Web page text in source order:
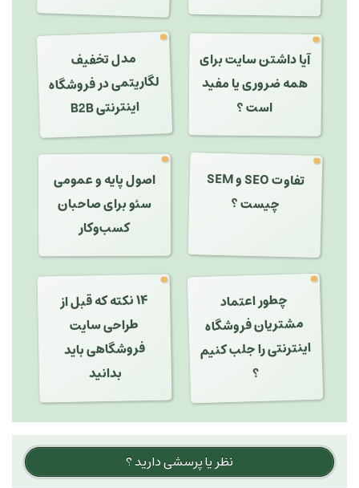
آیا داشتن سایت برای
همه ضروری یا مفید
است ؟
مدل تخفیف
لگاریتمی در فروشگاه
اینترنتی B2B
تفاوت SEO و SEM
چیست ؟
اصول پایه و عمومی
سئو برای صاحبان
کسب‌وکار
چطور اعتماد
مشتریان فروشگاه
اینترنتی را جلب کنیم
؟
۱۴ نکته که قبل از
طراحی سایت
فروشگاهی باید
بدانید
نظر یا پرسشی دارید ؟